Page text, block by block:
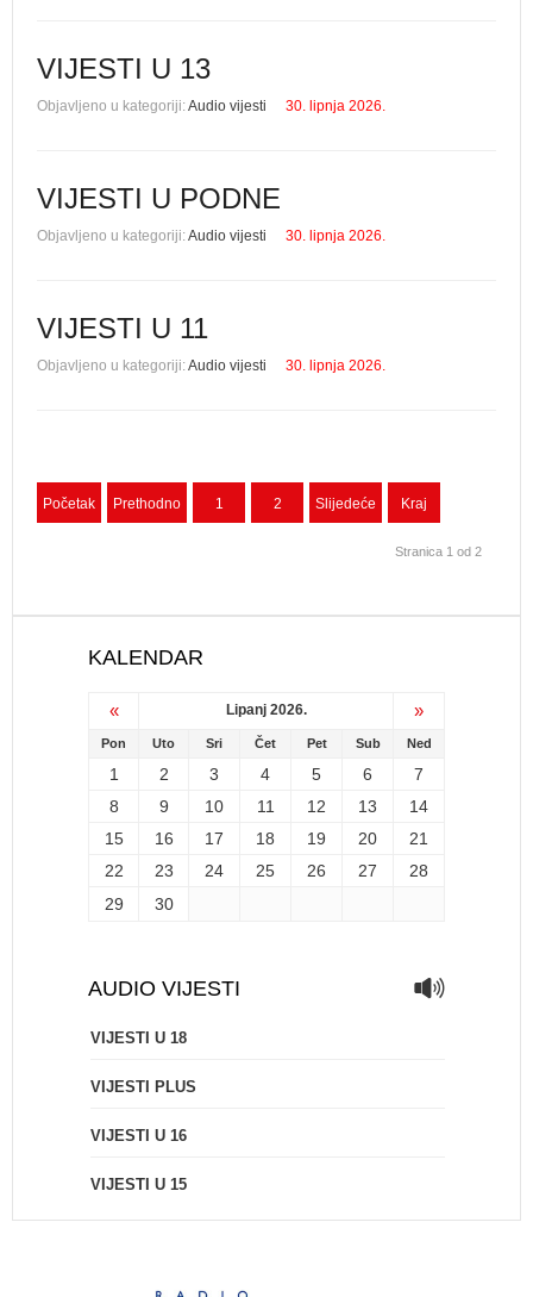
VIJESTI U 13
Objavljeno u kategoriji:Audio vijesti 30. lipnja 2026.
VIJESTI U PODNE
Objavljeno u kategoriji:Audio vijesti 30. lipnja 2026.
VIJESTI U 11
Objavljeno u kategoriji:Audio vijesti 30. lipnja 2026.
Početak Prethodno 1 2 Slijedeće Kraj
Stranica 1 od 2
KALENDAR
« Lipanj 2026. »
Pon Uto Sri Čet Pet Sub Ned
1 2 3 4 5 6
7
8
9 10 11 12 13
14
15
16 17 18 19 20
21
22
23 24 25 26 27
28
29
30
AUDIO VIJESTI
VIJESTI U 18
VIJESTI PLUS
VIJESTI U 16
VIJESTI U 15